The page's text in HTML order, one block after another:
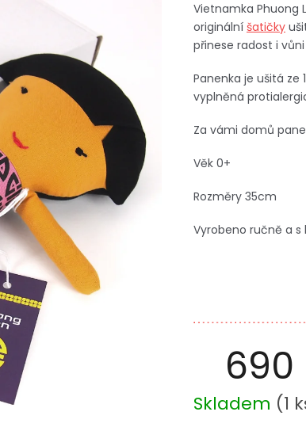
690
Měrná
cena:
Skladem (1
Vietnamka Phuong
originální šatičky
přinese radost i
Panenka je ušitá ze
vyplněná
Za vámi domů
Věk 0+
Rozměry 35cm
Vyrobeno ručně a s